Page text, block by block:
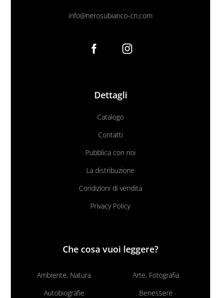
info@nerosubianco-cn.com
Dettagli
Catalogo
Contatti
Pubblica con noi
La distribuzione
Condizioni di vendita
Privacy Policy
Che cosa vuoi leggere?
Ambiente, Natura
Arte, Fotografia
Autobiografie
Benessere